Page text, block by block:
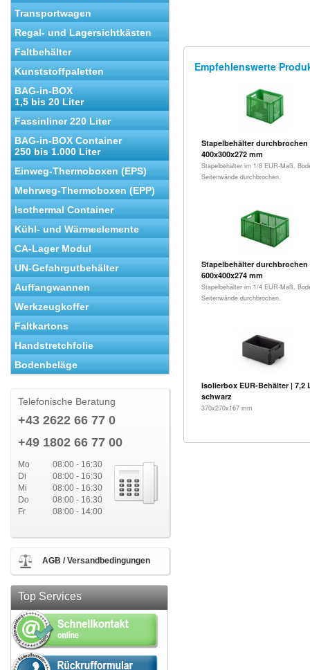
Transportwagen
Regal- und Lagersichtkästen
Faltbehälter
Kunststoffpaletten
BAG-in-BOX
1,5 bis 20 Liter
Fassinliner 220 Liter
BAG-in-BOX Container
250 bis 1.000 Liter
Einweg-Thermoboxen (EPS)
Mehrweg-Thermoboxen (EPP)
Isothermal Container
Kühl- und Wärmeelemente
CA-Lager Modul
UN-Gefahrgutbehälter
Auffangwannen
Werkzeugkoffer
Faltkartons
Handstretchfolie
Bodenbeläge
Telefonische Beratung
+43 2622 66 77 0
+49 1802 66 77 00
Mo
08:00 - 16:30
Di
08:00 - 16:30
Mi
08:00 - 16:30
Do
08:00 - 16:30
Fr
08:00 - 14:00
AGB / Versandbedingungen
Top Services
Empfehlenswerte
Stapelbehälter durchbrochen
400x300x272 mm
Stapelbehälter im 1/8 EUR-Maß,
Seitenwände durchbrochen.
Stapelbehälter durchbrochen
600x400x274 mm
Stapelbehälter im 1/4 EUR-Maß,
Seitenwände durchbrochen.
Isolierbox EUR-Behälter | 7,2
schwarz
370x270x167 mm